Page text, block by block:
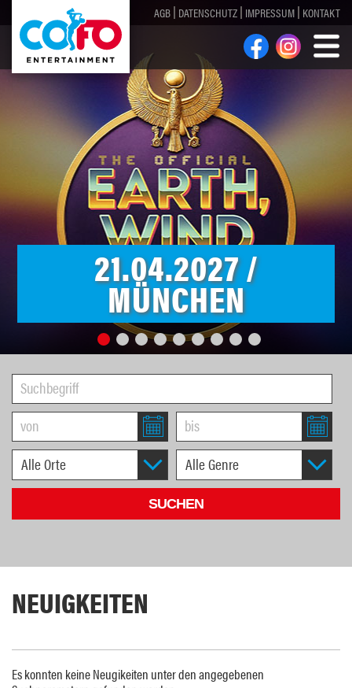
AGB DATENSCHUTZ IMPRESSUM KONTAKT
21.04.2027 /
MÜNCHEN
NEUIGKEITEN
Es konnten keine Neugikeiten unter den angegebenen